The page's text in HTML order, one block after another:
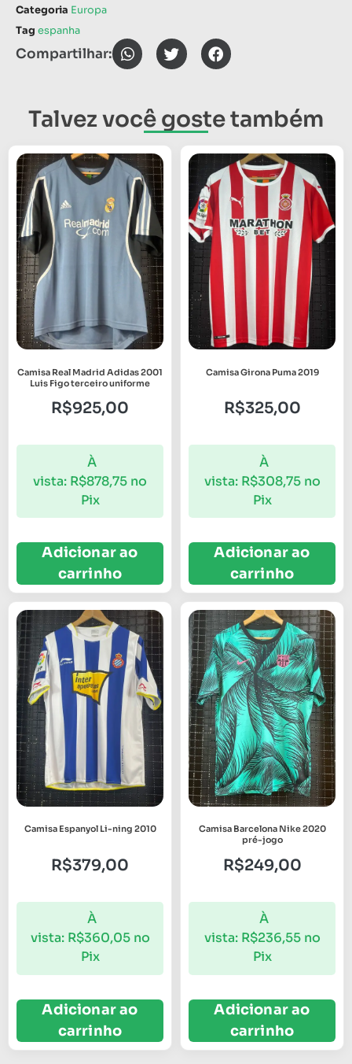
Categoria Europa
Tag espanha
Compartilhar:
Talvez você goste também
Camisa Real Madrid Adidas 2001
Luis Figo terceiro uniforme
R$925,00
À
vista: R$878,75 no
Pix
Adicionar ao
carrinho
Camisa Girona Puma 2019
R$325,00
À
vista: R$308,75 no
Pix
Adicionar ao
carrinho
Camisa Espanyol Li-ning 2010
R$379,00
À
vista: R$360,05 no
Pix
Adicionar ao
carrinho
Camisa Barcelona Nike 2020
pré-jogo
R$249,00
À
vista: R$236,55 no
Pix
Adicionar ao
carrinho